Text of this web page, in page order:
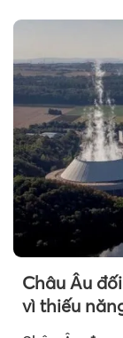
Châu Âu
vì thiếu